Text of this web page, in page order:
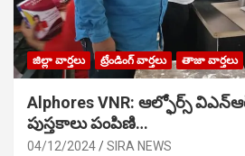
జిల్లా వార్తలు ట్రేండింగ్ వార్తలు తాజా వార్తలు
Alphores VNR: ఆల్ఫోర్స్
పుస్తకాలు పంపిణి…
04/12/2024 SIRA NEWS